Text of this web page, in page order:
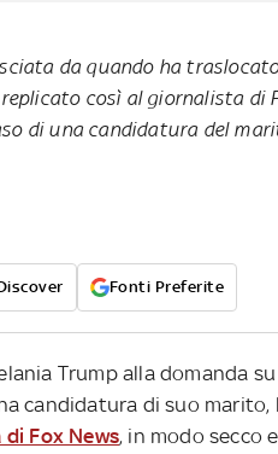
da quando ha
così al giornalista di
di una candidatura del
Fonti Preferite
Trump alla domanda
candidatura di suo marito,
Fox News, in modo secco